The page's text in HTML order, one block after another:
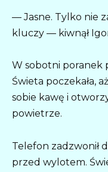
— Jasne. Tylko nie
kluczy — kiwnął
W sobotni poranek
Świeta poczekała,
sobie kawę i
powietrze.
Telefon zadzwonił
przed wylotem.